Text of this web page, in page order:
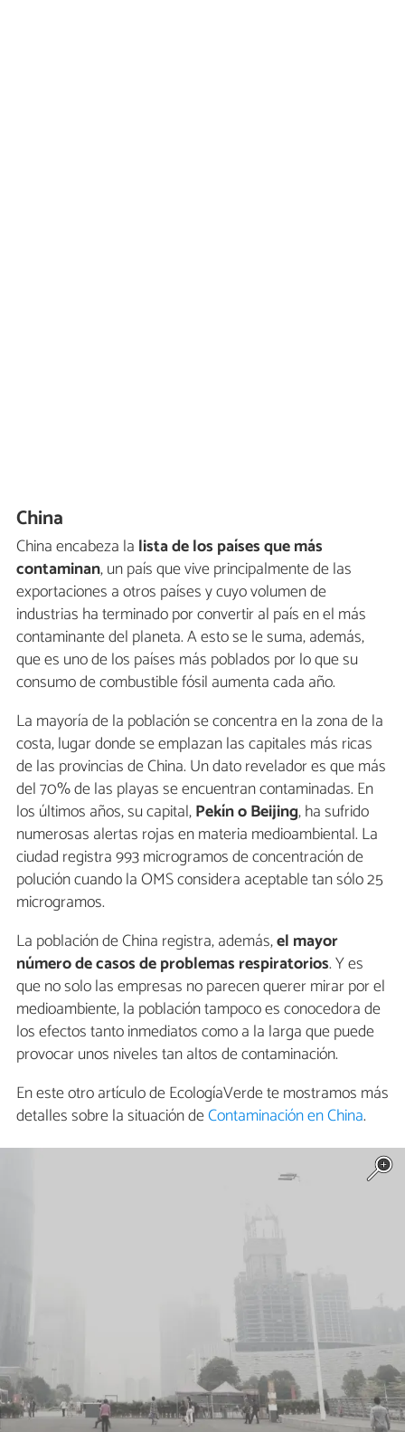
China
China encabeza la lista de los países que más
contaminan, un país que vive principalmente de las
exportaciones a otros países y cuyo volumen de
industrias ha terminado por convertir al país en el más
contaminante del planeta. A esto se le suma, además,
que es uno de los países más poblados por lo que su
consumo de combustible fósil aumenta cada año.
La mayoría de la población se concentra en la zona de la
costa, lugar donde se emplazan las capitales más ricas
de las provincias de China. Un dato revelador es que más
del 70% de las playas se encuentran contaminadas. En
los últimos años, su capital,Pekín o Beijing, ha sufrido
numerosas alertas rojas en materia medioambiental. La
ciudad registra 993 microgramos de concentración de
polución cuando la OMS considera aceptable tan sólo 25
microgramos.
La población de China registra, además,el mayor
número de casos de problemas respiratorios. Y es
que no solo las empresas no parecen querer mirar por el
medioambiente, la población tampoco es conocedora de
los efectos tanto inmediatos como a la larga que puede
provocar unos niveles tan altos de contaminación.
En este otro artículo de EcologíaVerde te mostramos más
detalles sobre la situación deContaminación en China.